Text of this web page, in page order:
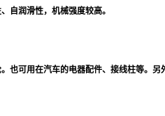
自润滑性，机械强度较高。
可用在汽车的电器配件、接线柱等。另